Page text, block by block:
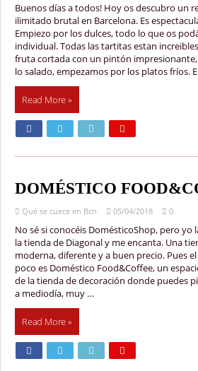
Buenos días a todos! Hoy os descubro un
ilimitado brutal en Barcelona. Es
Empiezo por los dulces, todo lo que os
individual. Todas las tartitas estan
fruta cortada con un pintón impresionante,
lo salado, empezamos por los platos fríos.
Read More »
DOMÉSTICO
Qué se cuece en Bcn 05/04/2018 0
No sé si conocéis DomésticoShop, pero yo
la tienda de Diagonal y me encanta. Una
moderna, diferente y a buen precio. Pues
poco es Doméstico Food&Coffee, un
de la tienda de decoración donde puedes
a mediodía, muy …
Read More »